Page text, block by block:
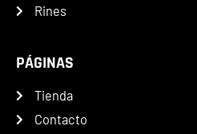
Rines
PÁGINAS
Tienda
Contacto